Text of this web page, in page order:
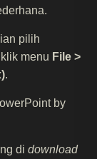
pilih
menu File >
.
di download